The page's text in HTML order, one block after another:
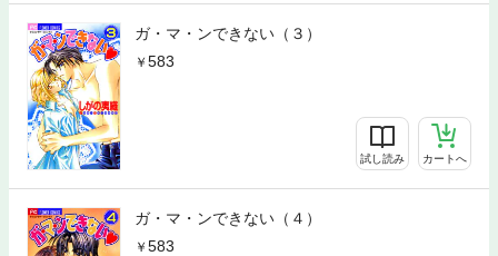
ガ・マ・ンできない（３）
583
試し読み カートへ
ガ・マ・ンできない（４）
583